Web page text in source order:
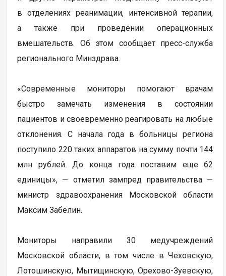
в отделениях реанимации, интенсивной терапии,
а также при проведении операционных
вмешательств. Об этом сообщает пресс-служба
регионального Минздрава.
«Современные мониторы помогают врачам
быстро замечать изменения в состоянии
пациентов и своевременно реагировать на любые
отклонения. С начала года в больницы региона
поступило 220 таких аппаратов на сумму почти 144
млн рублей. До конца года поставим еще 62
единицы», — отметил зампред правительства —
министр здравоохранения Московской области
Максим Забелин.
Мониторы направили 30 медучреждений
Московской области, в том числе в Чеховскую,
Лотошинскую, Мытищинскую, Орехово-Зуевскую,